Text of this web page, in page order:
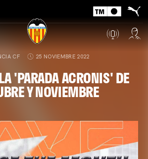
CF 25 NOVIEMBRE 2022
'PARADA ACRONIS' DE
Y NOVIEMBRE